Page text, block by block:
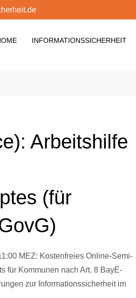
Kuhrau
INFORMATIONSSICHERHEIT
Arbeitshilfe
(für
MEZ: Kos­ten­frei­es Online-Semi­
für Kom­mu­nen nach Art. 8 BayE­
zur Infor­ma­ti­ons­si­cher­heit im